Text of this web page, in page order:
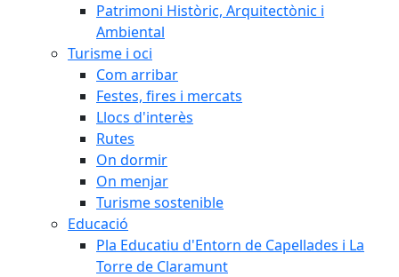
Patrimoni Històric, Arquitectònic i
Ambiental
Turisme i oci
Com arribar
Festes, fires i mercats
Llocs d'interès
Rutes
On dormir
On menjar
Turisme sostenible
Educació
Pla Educatiu d'Entorn de Capellades i La
Torre de Claramunt